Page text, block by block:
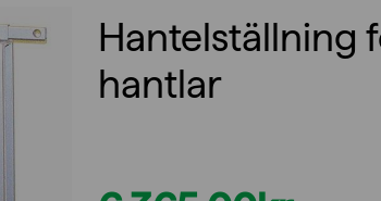
Hantelställning
hantlar